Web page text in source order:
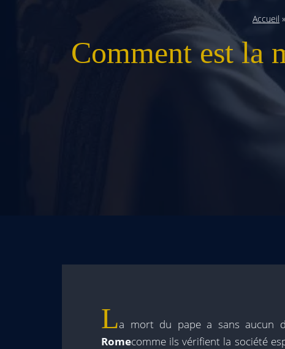
Accueil »
Comment est la
La mort du pape a sans aucun
Romecomme ils vérifient la société